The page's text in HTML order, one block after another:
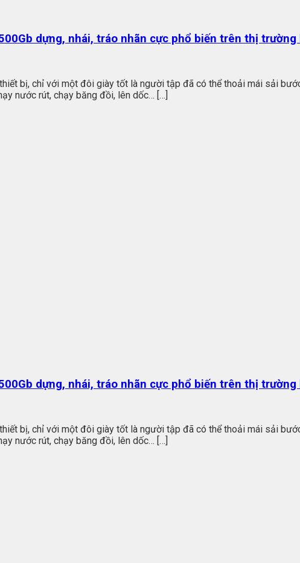
dựng, nhái, tráo nhãn cực phổ biến trên thị trường
bị, chỉ với một đôi giày tốt là người tập đã có thể thoải mái sải
nước rút, chạy băng đồi, lên dốc… […]
dựng, nhái, tráo nhãn cực phổ biến trên thị trường
bị, chỉ với một đôi giày tốt là người tập đã có thể thoải mái sải
nước rút, chạy băng đồi, lên dốc… […]